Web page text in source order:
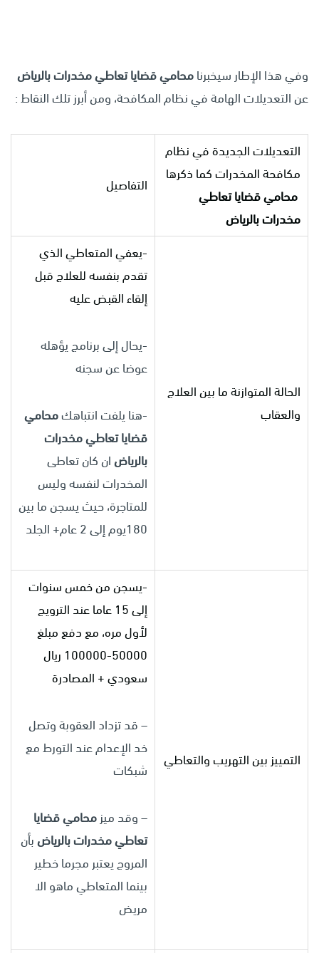
وفي هذا الإطار سيخبرنامحامي قضايا تعاطي مخدرات بالرياض
عن التعديلات الهامة في نظام المكافحة، ومن أبرز تلك النقاط :
التعديلات الجديدة في نظام
مكافحة المخدرات كما ذكرها
محامي قضايا تعاطي
مخدرات بالرياض
التفاصيل
الحالة المتوازنة ما بين العلاج
والعقاب
-يعفي المتعاطي الذي
تقدم بنفسه للعلاج قبل
إلقاء القبض عليه
-يحال إلى برنامج يؤهله
عوضا عن سجنه
-هنا يلفت انتباهكمحامي
قضايا تعاطي مخدرات
بالرياضان كان تعاطى
المخدرات لنفسه وليس
للمتاجرة، حيث يسجن ما بين
180يوم إلى 2 عام+ الجلد
التمييز بين التهريب والتعاطي
-يسجن من خمس سنوات
إلى 15 عاما عند الترويج
لأول مره، مع دفع مبلغ
50000-100000 ريال
سعودي + المصادرة
– قد تزداد العقوبة وتصل
خد الإعدام عند التورط مع
شبكات
– وقد ميزمحامي قضايا
تعاطي مخدرات بالرياضبأن
المروج يعتبر مجرما خطير
بينما المتعاطي ماهو الا
مريض